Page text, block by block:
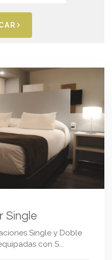
Single
Single y Doble
con S...